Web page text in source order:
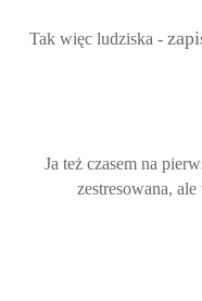
Tak więc ludziska -
Ja też czasem na
zestresowana,